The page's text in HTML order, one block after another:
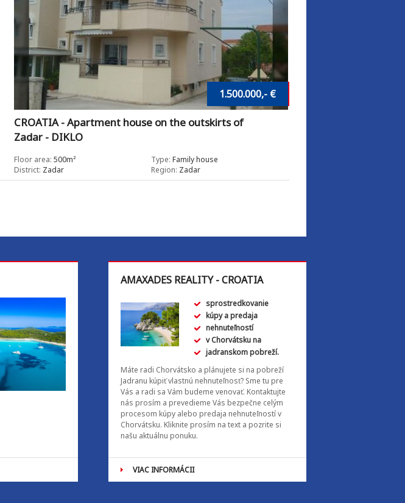
CROATIA - Apartment house on the outskirts of
Zadar - DIKLO
1.500.000,- €
Floor area: 500m² Type: Family house
District: Zadar Region: Zadar
AMAXADES REALITY - CROATIA
sprostredkovanie
kúpy a predaja
nehnuteľností
v Chorvátsku na
jadranskom pobreží.
Máte radi Chorvátsko a plánujete si na pobreží
Jadranu kúpiť vlastnú nehnuteľnosť? Sme tu pre
Vás a radi sa Vám budeme venovať. Kontaktujte
nás prosím a prevedieme Vás bezpečne celým
procesom kúpy alebo predaja nehnuteľností v
Chorvátsku. Kliknite prosím na text a pozrite si
našu aktuálnu ponuku.
VIAC INFORMÁCII